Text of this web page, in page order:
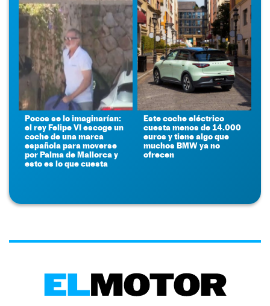
Pocos se lo imaginarían:
el rey Felipe VI escoge un
coche de una marca
española para moverse
por Palma de Mallorca y
esto es lo que cuesta
Este coche eléctrico
cuesta menos de 14.000
euros y tiene algo que
muchos BMW ya no
ofrecen